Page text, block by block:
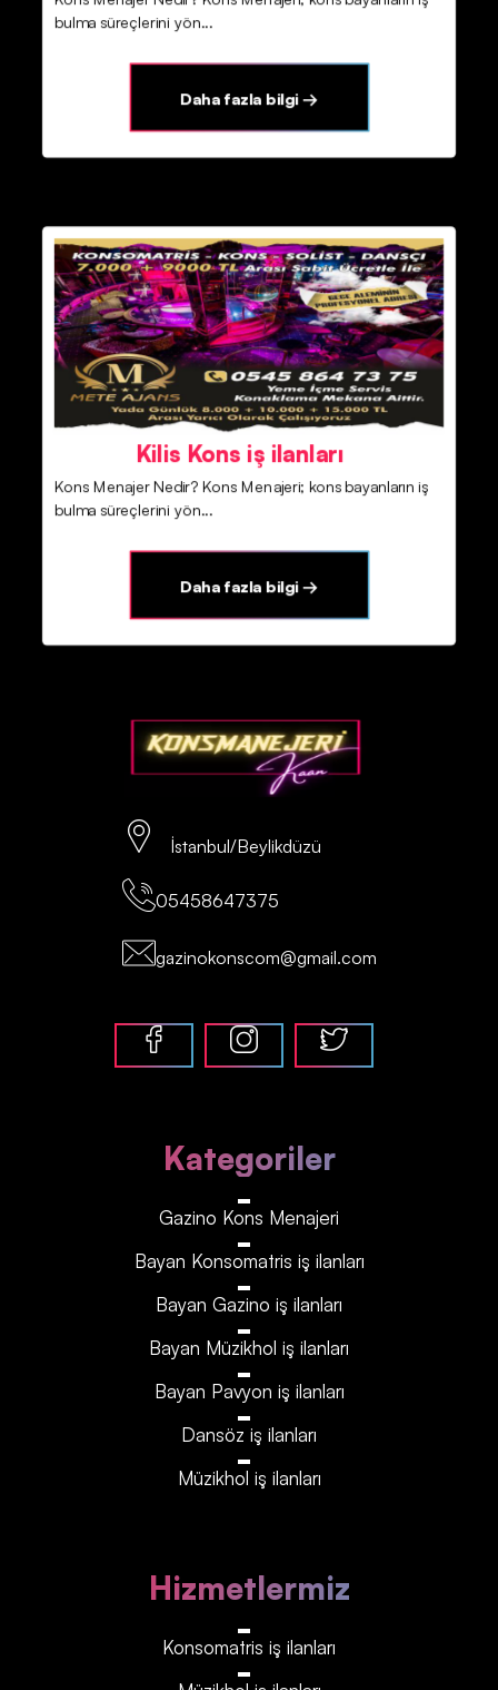
bulma süreçlerini yön...
Daha fazla bilgi →
Kilis Kons iş ilanları
Kons Menajer Nedir? Kons Menajeri; kons bayanların iş
bulma süreçlerini yön...
Daha fazla bilgi →
İstanbul/Beylikdüzü
05458647375
gazinokonscom@gmail.com
Kategoriler
Gazino Kons Menajeri
Bayan Konsomatris iş ilanları
Bayan Gazino iş ilanları
Bayan Müzikhol iş ilanları
Bayan Pavyon iş ilanları
Dansöz iş ilanları
Müzikhol iş ilanları
Hizmetlermiz
Konsomatris iş ilanları